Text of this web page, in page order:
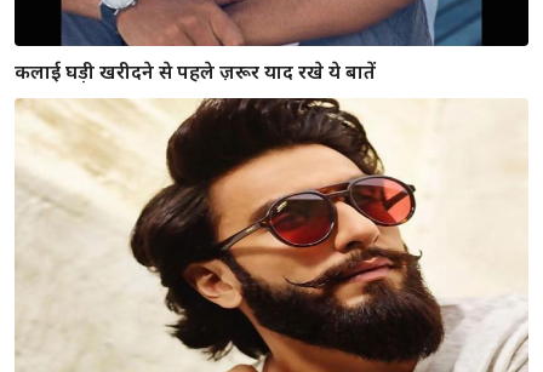
पतले और लंबे दिखने के लिए पुरुष अपनाएं से फैशन टिप्स